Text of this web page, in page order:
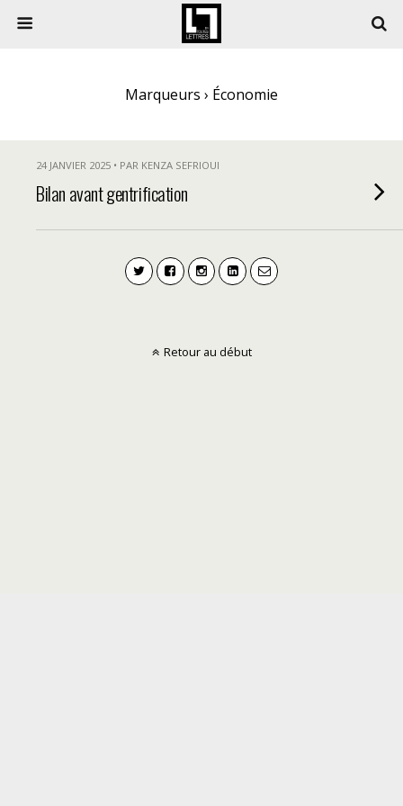
Marqueurs › Économie
24 JANVIER 2025 • PAR KENZA SEFRIOUI
Bilan avant gentrification
Retour au début